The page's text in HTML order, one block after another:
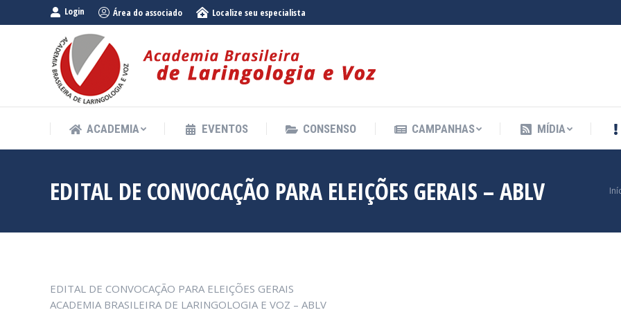
Login Área do associado Localize seu especialista
ACADEMIA
EVENTOS CONSENSO CAMPANHAS MÍDIA
EDITAL DE CONVOCAÇÃO PARA ELEIÇÕES GERAIS – ABLV
EDITAL DE CONVOCAÇÃO PARA ELEIÇÕES GERAIS
ACADEMIA BRASILEIRA DE LARINGOLOGIA E VOZ – ABLV
ACADEMIA EVENTOS CONSENSO CAMPANHAS MÍDIA